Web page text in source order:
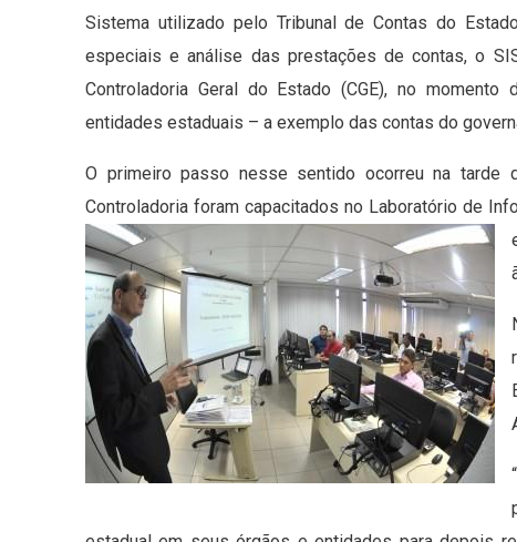
Sistema utilizado pelo Tribunal de Contas do
especiais e análise das prestações de contas, o
Controladoria Geral do Estado (CGE), no
entidades estaduais – a exemplo das contas do
O primeiro passo nesse sentido ocorreu na tarde
Controladoria foram capacitados no Laboratório de